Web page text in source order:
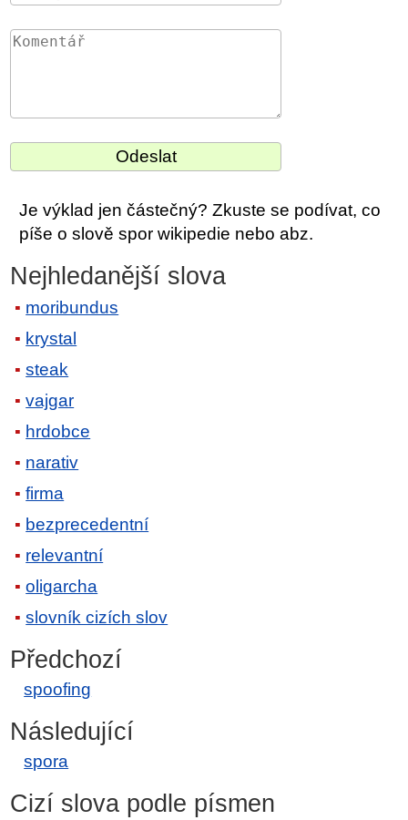
Je výklad jen částečný? Zkuste se podívat, co
píše o slově spor wikipedie nebo abz.
Nejhledanější slova
moribundus
krystal
steak
vajgar
hrdobce
narativ
firma
bezprecedentní
relevantní
oligarcha
slovník cizích slov
Předchozí
spoofing
Následující
spora
Cizí slova podle písmen